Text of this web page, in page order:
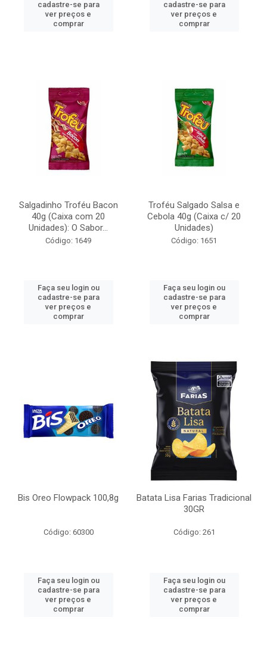
cadastre-se para
ver preços e
comprar
cadastre-se para
ver preços e
comprar
Salgadinho Troféu Bacon
40g (Caixa com 20
Unidades): O Sabor...
Código: 1649
Faça seu login ou
cadastre-se para
ver preços e
comprar
Troféu Salgado Salsa e
Cebola 40g (Caixa c/ 20
Unidades)
Código: 1651
Faça seu login ou
cadastre-se para
ver preços e
comprar
Bis Oreo Flowpack 100,8g
Código: 60300
Faça seu login ou
cadastre-se para
ver preços e
comprar
Batata Lisa Farias Tradicional
30GR
Código: 261
Faça seu login ou
cadastre-se para
ver preços e
comprar